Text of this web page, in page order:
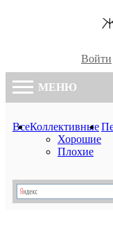
Войти
МЕНЮ
ВсеКоллективные
Хорошие
Плохие